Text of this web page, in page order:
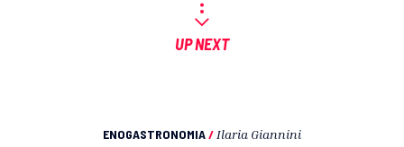
UP NEXT
ENOGASTRONOMIA/ Ilaria Giannini